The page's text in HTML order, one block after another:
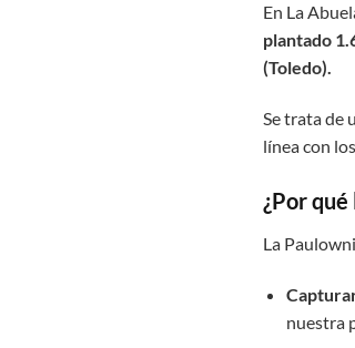
En La
plantado
(Toledo).
Se trata de
línea con los
¿Por
La
nuestra